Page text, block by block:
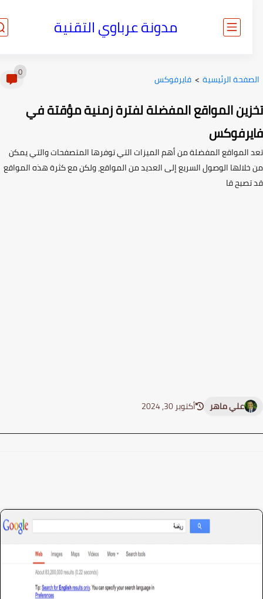
مدونة عرباوي التقنية
الرئيسية> فايرفوكس
المواقع المفضلة لفترة زمنية مؤقتة في
المواقع المفضلة من أهم الميزات التي توفرها المتصفحات والتي يمكن
الوصول السريع إلى العديد من المواقع، ولكن مع كثرة هذه المواقع
قا
علي ماهر أكتوبر 30, 2024